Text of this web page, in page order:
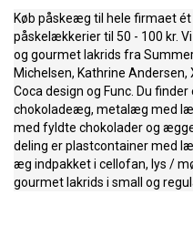
Køb påskeæg til hele firmaet
påskelækkerier til 50 - 100 kr.
og gourmet lakrids fra
Michelsen, Kathrine Andersen,
Coca design og Func. Du
chokoladeæg, metalæg med
med fyldte chokolader og
deling er plastcontainer med
æg indpakket i cellofan, lys /
gourmet lakrids i small og